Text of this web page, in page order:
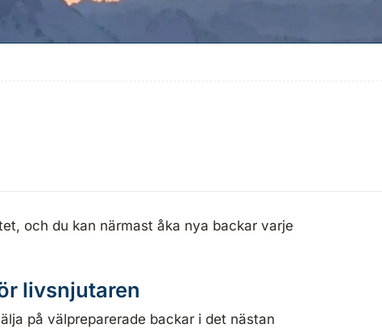
och du kan närmast åka nya backar varje
livsnjutaren
på välpreparerade backar i det nästan